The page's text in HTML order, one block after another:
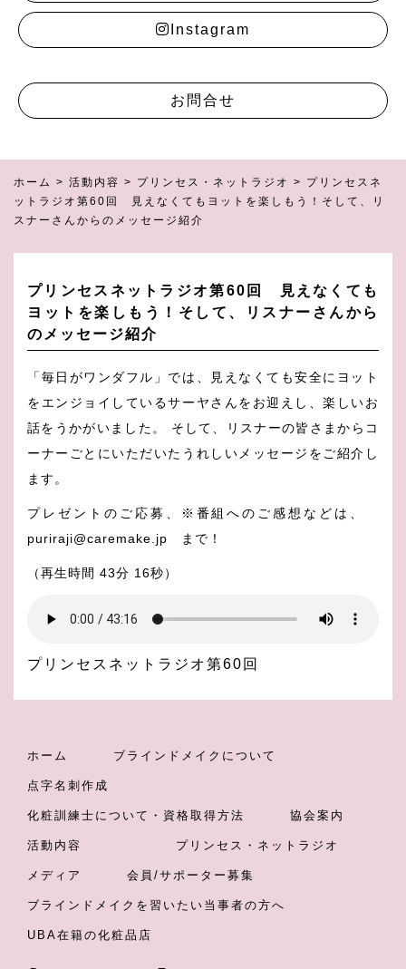
Instagram
お問合せ
ホーム > 活動内容 > プリンセス・ネットラジオ > プリンセスネ
ットラジオ第60回 見えなくてもヨットを楽しもう！そして、リ
スナーさんからのメッセージ紹介
プリンセスネットラジオ第60回 見えなくても
ヨットを楽しもう！そして、リスナーさんから
のメッセージ紹介
「毎日がワンダフル」では、見えなくても安全にヨット
をエンジョイしているサーヤさんをお迎えし、楽しいお
話をうかがいました。 そして、リスナーの皆さまからコ
ーナーごとにいただいたうれしいメッセージをご紹介し
ます。
プレゼントのご応募、※番組へのご感想などは、
puriraji@caremake.jp まで！
（再生時間 43分 16秒）
プリンセスネットラジオ第60回
ホーム ブラインドメイクについて
点字名刺作成
化粧訓練士について・資格取得方法 協会案内
活動内容 プリンセス・ネットラジオ
メディア 会員/サポーター募集
ブラインドメイクを習いたい当事者の方へ
UBA在籍の化粧品店